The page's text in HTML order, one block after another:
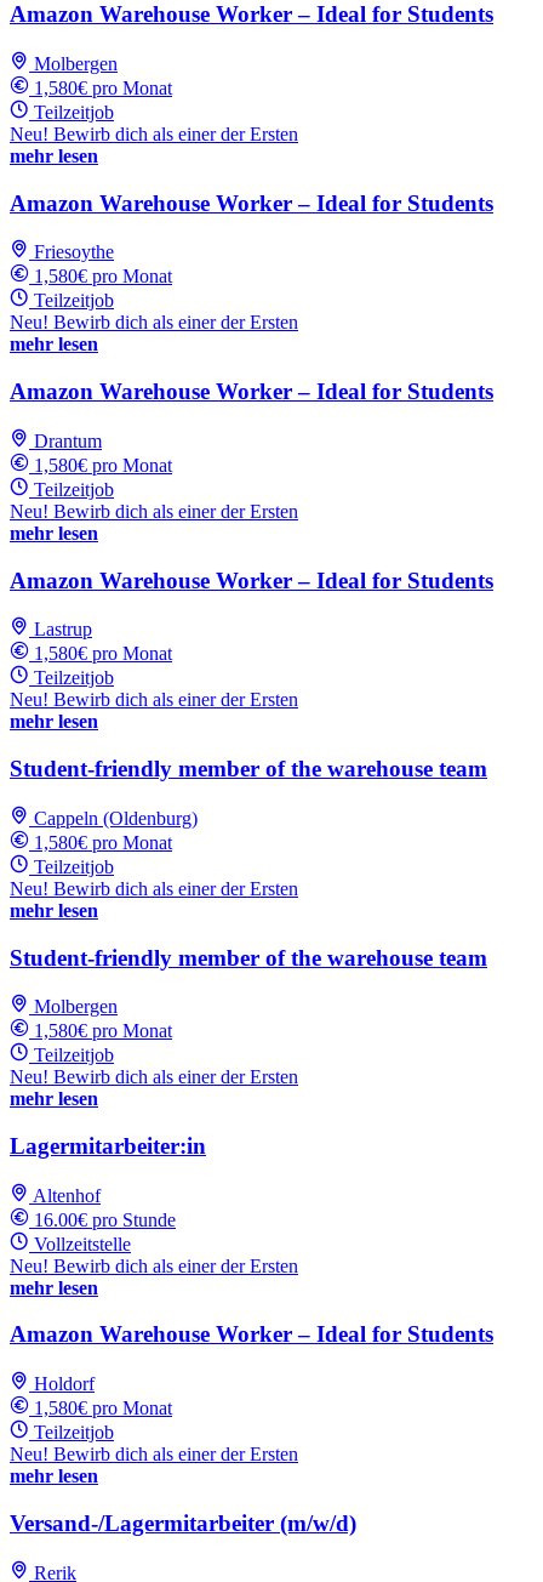
Amazon Warehouse Worker – Ideal for Students
Molbergen
1,580€ pro Monat
Teilzeitjob
Neu! Bewirb dich als einer der Ersten
mehr lesen
Amazon Warehouse Worker – Ideal for Students
Friesoythe
1,580€ pro Monat
Teilzeitjob
Neu! Bewirb dich als einer der Ersten
mehr lesen
Amazon Warehouse Worker – Ideal for Students
Drantum
1,580€ pro Monat
Teilzeitjob
Neu! Bewirb dich als einer der Ersten
mehr lesen
Amazon Warehouse Worker – Ideal for Students
Lastrup
1,580€ pro Monat
Teilzeitjob
Neu! Bewirb dich als einer der Ersten
mehr lesen
Student-friendly member of the warehouse team
Cappeln (Oldenburg)
1,580€ pro Monat
Teilzeitjob
Neu! Bewirb dich als einer der Ersten
mehr lesen
Student-friendly member of the warehouse team
Molbergen
1,580€ pro Monat
Teilzeitjob
Neu! Bewirb dich als einer der Ersten
mehr lesen
Lagermitarbeiter:in
Altenhof
16.00€ pro Stunde
Vollzeitstelle
Neu! Bewirb dich als einer der Ersten
mehr lesen
Amazon Warehouse Worker – Ideal for Students
Holdorf
1,580€ pro Monat
Teilzeitjob
Neu! Bewirb dich als einer der Ersten
mehr lesen
Versand-/Lagermitarbeiter (m/w/d)
Rerik